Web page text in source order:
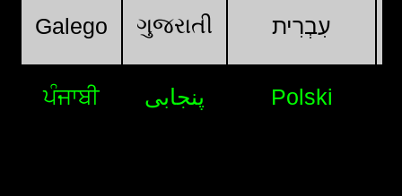
Galego ગુજરાતી עִבְרִית
ਪੰਜਾਬੀ پنجابی Polski